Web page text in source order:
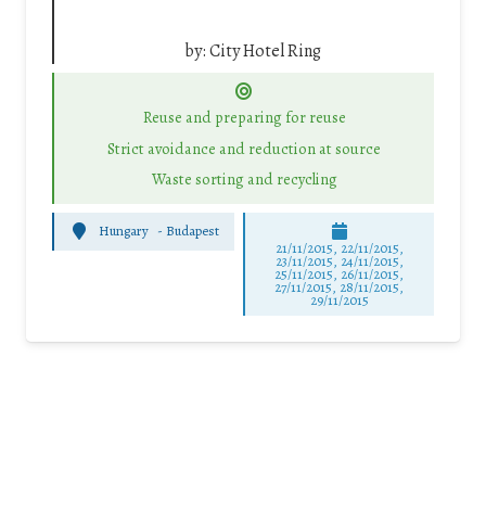
by:City Hotel Ring
Reuse and preparing for reuse
Strict avoidance and reduction at source
Waste sorting and recycling
Hungary - Budapest
21/11/2015, 22/11/2015,
23/11/2015, 24/11/2015,
25/11/2015, 26/11/2015,
27/11/2015, 28/11/2015,
29/11/2015